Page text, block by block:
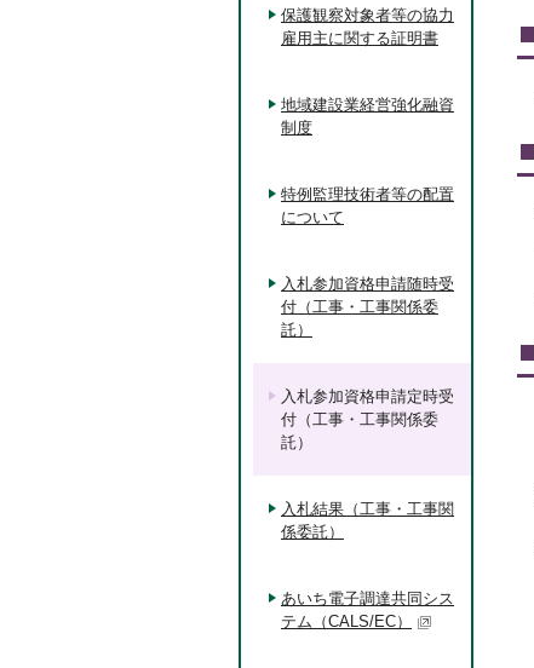
保護観察対象者等の協力
雇用主に関する証明書
地域建設業経営強化融資
制度
特例監理技術者等の配置
について
入札参加資格申請随時受
付（工事・工事関係委
託）
入札参加資格申請定時受
付（工事・工事関係委
託）
入札結果（工事・工事関
係委託）
あいち電子調達共同シス
テム（CALS/EC）